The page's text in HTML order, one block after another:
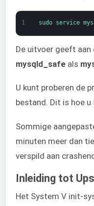
1 sudo service
De uitvoer geeft
mysqld_safe als
U kunt proberen de
bestand. Dit is hoe
Sommige
minuten meer dan
verspild aan
Inleiding tot
Het System V init-